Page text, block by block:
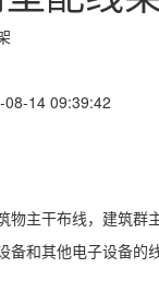
08-14 09:39:42
物主干布线，建筑群
备和其他电子设备的